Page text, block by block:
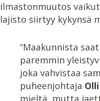
ilmastonmuutos
lajisto siirtyy kykynsä
“Maakunnista
paremmin
joka vahvistaa
puheenjohtaja
mieltä, mutta